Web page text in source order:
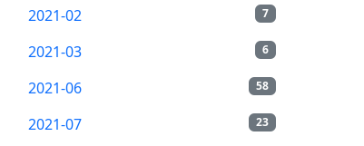
7
2021-02
6
2021-03
58
2021-06
23
2021-07